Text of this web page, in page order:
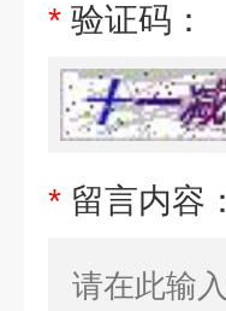
* 验证码：
* 留言内容：